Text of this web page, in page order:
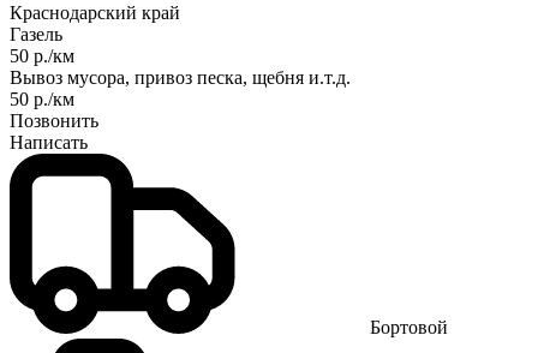
Краснодарский край
Газель
50 р./км
Вывоз мусора, привоз песка, щебня и.т.д.
50 р./км
Позвонить
Написать
Бортовой